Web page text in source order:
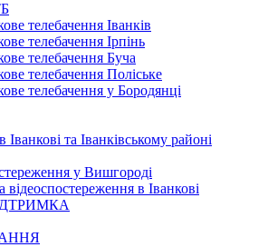
телебачення Іванків
телебачення Ірпінь
телебачення Буча
телебачення Поліське
телебачення у Бородянці
Іванкові та Іванківському районі
у Вишгороді
відеоспостереження в Іванкові